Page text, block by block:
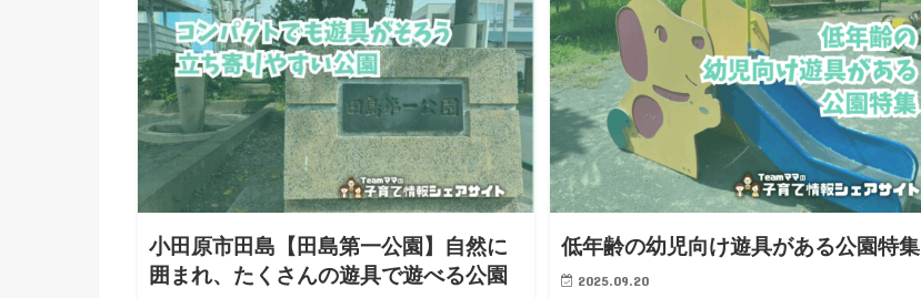
小田原市田島【田島第一公園】自然に
囲まれ、たくさんの遊具で遊べる公園
低年齢の幼児向け遊具がある公園特集
2025.09.20